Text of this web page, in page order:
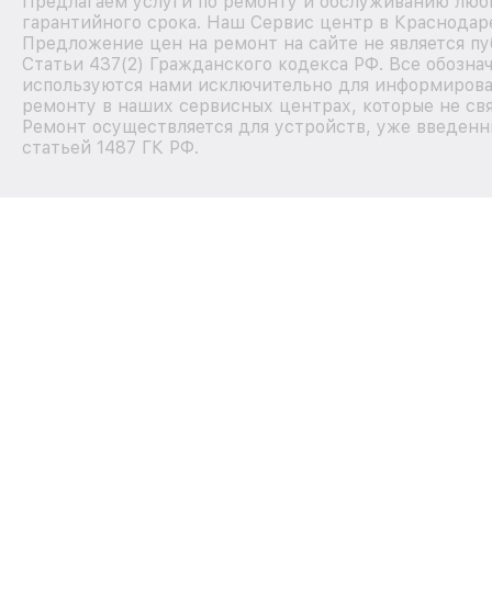
гарантийного срока. Наш Сервис центр в
Предложение цен на ремонт на сайте не является
Статьи 437(2) Гражданского кодекса РФ. Все
используются нами исключительно для
ремонту в наших сервисных центрах, которые не
Ремонт осуществляется для устройств, уже
статьей 1487 ГК РФ.